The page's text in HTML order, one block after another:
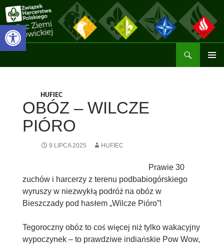
Otwórz pasek narzędzi
Przejdź
do
treści
Szukaj
HUFIEC
OBÓZ – WILCZE
PIÓRO
9 LIPCA 2025 HUFIEC
Prawie 30
zuchów i harcerzy z terenu podbabiogórskiego
wyruszy w niezwykłą podróż na obóz w
Bieszczady pod hasłem „Wilcze Pióro”!
Tegoroczny obóz to coś więcej niż tylko wakacyjny
wypoczynek – to prawdziwe indiańskie Pow Wow,